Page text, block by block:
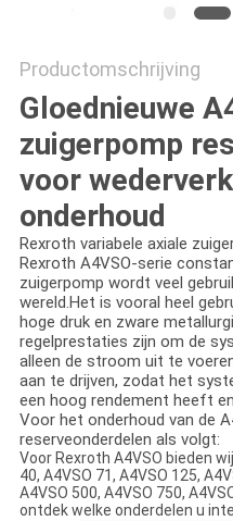
Productomschrijving
Gloednieuwe
zuigerpomp
voor
onderhoud
Rexroth variabele axiale
Rexroth A4VSO-serie
zuigerpomp wordt veel
wereld.Het is vooral heel
hoge druk en zware
regelprestaties zijn om de
alleen de stroom uit te
aan te drijven, zodat het
een hoog rendement heeft
Voor het onderhoud van de
reserveonderdelen als volgt:
Voor Rexroth A4VSO bieden
40, A4VSO 71, A4VSO 125,
A4VSO 500, A4VSO 750,
ontdek welke onderdelen u